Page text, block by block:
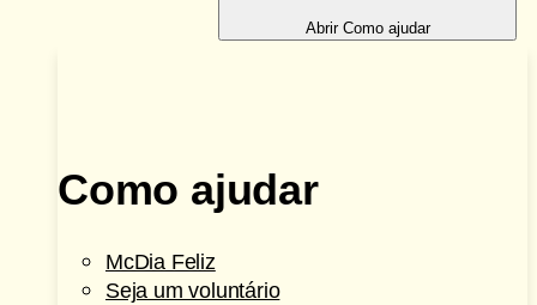
Abrir Como ajudar
Como ajudar
McDia Feliz
Seja um voluntário